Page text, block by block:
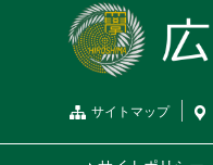
サイトマップ